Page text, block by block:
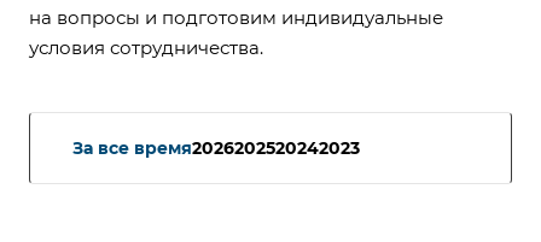
на вопросы и подготовим индивидуальные
условия сотрудничества.
За все время2026202520242023